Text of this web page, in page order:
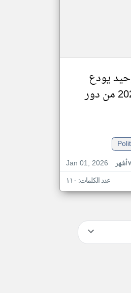
يودع
كأس إفريقيا 2025 من دور
Jan 01, 2026
عدد الكلمات: ١١٠